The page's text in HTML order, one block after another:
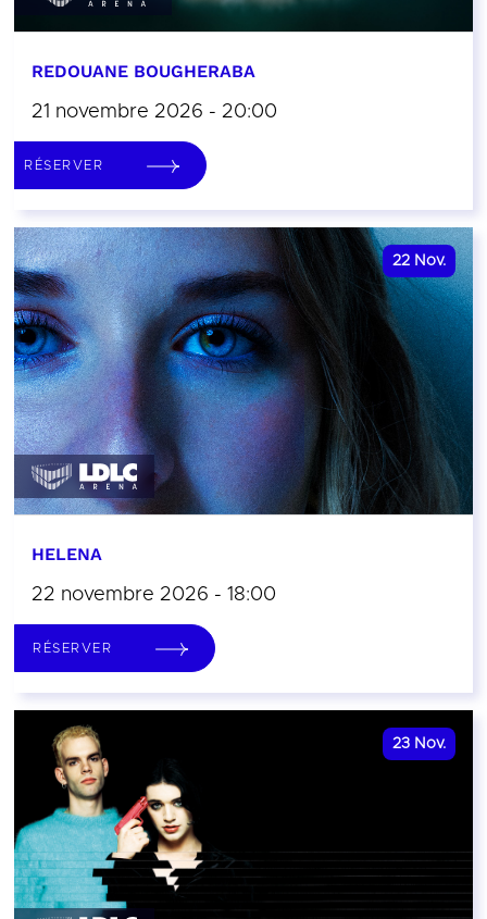
REDOUANE BOUGHERABA
21 novembre 2026 - 20:00
RÉSERVER
22 Nov.
HELENA
22 novembre 2026 - 18:00
RÉSERVER
23 Nov.